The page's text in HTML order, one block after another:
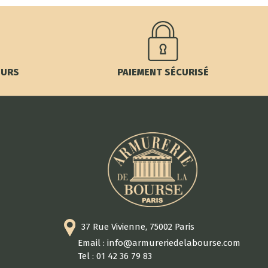
PAIEMENT SÉCURISÉ
37 Rue Vivienne, 75002 Paris
Email : info@armureriedelabourse.com
Tel : 01 42 36 79 83